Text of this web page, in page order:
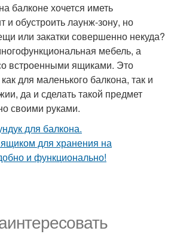
балконе хочется иметь
обустроить лаунж-зону, но
или закатки совершенно некуда?
мебель, а
встроенными ящиками. Это
для маленького балкона, так и
да и сделать такой предмет
своими руками.